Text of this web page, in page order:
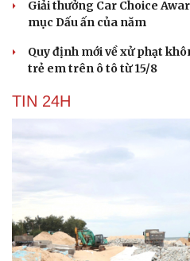
Giải thưởng Car Choice
mục Dấu ấn của năm
Quy định mới về xử phạt
trẻ em trên ô tô từ 15/8
TIN 24H